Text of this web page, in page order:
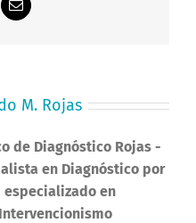
Correo
M. Rojas
de Diagnóstico Rojas -
en Diagnóstico por
especializado en